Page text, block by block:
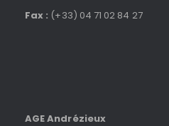
Fax : (+33) 04 71 02 84 27
AGE Andrézieux